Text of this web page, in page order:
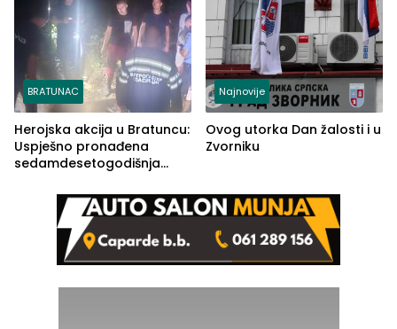
BRATUNAC
Herojska akcija u Bratuncu:
Uspješno pronađena
sedamdesetogodišnja
Kravice.
Najnovije
Ovog utorka Dan žalosti i u
Zvorniku